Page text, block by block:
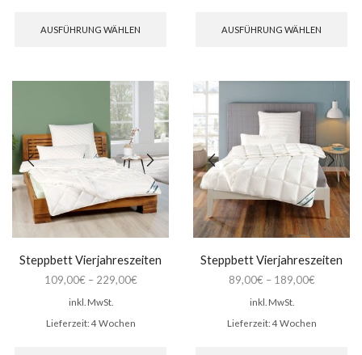
AUSFÜHRUNG WÄHLEN
auf.
Die
Optionen
können
auf
der
Produktseite
gewählt
werden
AUSFÜHRUNG WÄHLEN
auf.
Die
auf
Steppbett Vierjahreszeiten
109,00€ – 229,00€
inkl. MwSt.
Lieferzeit:4 Wochen
Steppbett Vierjahreszeiten
89,00€ – 189,00€
inkl. MwSt.
Lieferzeit:4 Wochen